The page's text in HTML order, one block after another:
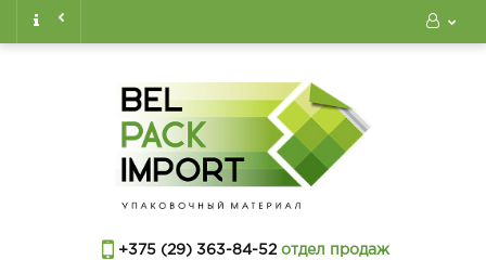
+375 (29) 363-84-52 отдел продаж